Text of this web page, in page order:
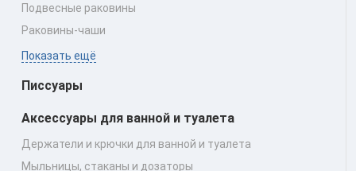
Подвесные раковины
Раковины‑чаши
Показать ещё
Писсуары
Аксессуары для ванной и туалета
Держатели и крючки для ванной и туалета
Мыльницы, стаканы и дозаторы